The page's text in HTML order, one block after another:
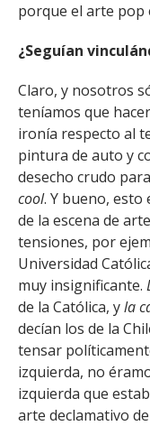
porque el arte pop
¿Seguían
Claro, y nosotros
teníamos que
ironía respecto al
pintura de auto y
desecho crudo
cool. Y bueno, esto
de la escena de
tensiones, por
Universidad
muy insignificante.
de la Católica, yla
decían los de la
tensar
izquierda, no
izquierda que
arte declamativo